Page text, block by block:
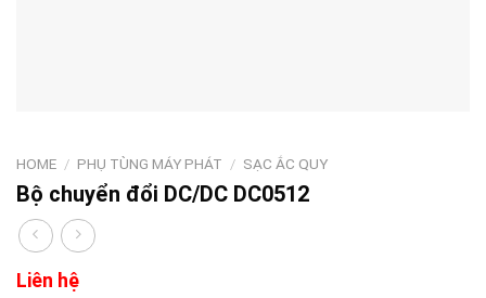
HOME / PHỤ TÙNG MÁY PHÁT / SẠC ẮC QUY
Bộ chuyển đổi DC/DC DC0512
Liên hệ